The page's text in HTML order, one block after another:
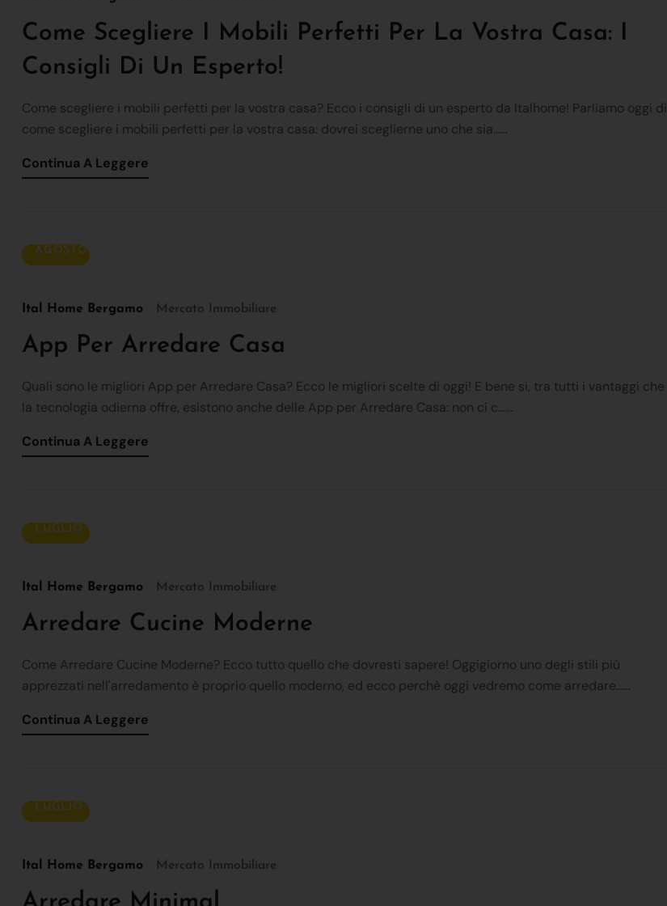
Come Scegliere I Mobili Perfetti Per La Vostra Casa: I
Consigli Di Un Esperto!
Come scegliere i mobili perfetti per la vostra casa? Ecco i consigli di un esperto da Italhome! Parliamo oggi di
come scegliere i mobili perfetti per la vostra casa: dovrei sceglierne uno che sia......
Continua A Leggere
AGOSTO
Ital Home Bergamo Mercato Immobiliare
App Per Arredare Casa
Quali sono le migliori App per Arredare Casa? Ecco le migliori scelte di oggi! E bene si, tra tutti i vantaggi che
la tecnologia odierna offre, esistono anche delle App per Arredare Casa: non ci c......
Continua A Leggere
LUGLIO
Ital Home Bergamo Mercato Immobiliare
Arredare Cucine Moderne
Come Arredare Cucine Moderne? Ecco tutto quello che dovresti sapere! Oggigiorno uno degli stili più
apprezzati nell'arredamento è proprio quello moderno, ed ecco perchè oggi vedremo come arredare......
Continua A Leggere
LUGLIO
Ital Home Bergamo Mercato Immobiliare